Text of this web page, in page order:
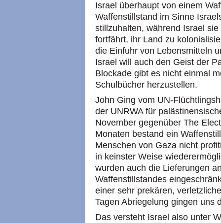
Israel überhaupt von einem
Waffenstillstand im Sinne
stillzuhalten, während Israel
fortfährt, ihr Land zu
die Einfuhr von Lebensmitteln
Israel will auch den Geist der
Blockade gibt es nicht einmal
Schulbücher herzustellen.
John Ging vom UN-
der UNRWA für
November gegenüber The
Monaten bestand ein
Menschen von Gaza nicht
in keinster Weise
wurden auch die Lieferungen
Waffenstillstandes
einer sehr prekären,
Tagen Abriegelung gingen uns
Das versteht Israel also unter